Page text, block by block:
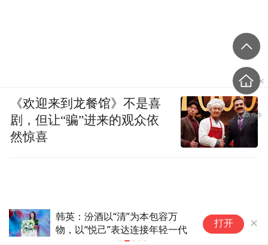
夏天，建议把啤酒换成它！ 打开
《欢迎来到龙餐馆》不是喜
剧，但让“骗”进来的观众依
然惊喜